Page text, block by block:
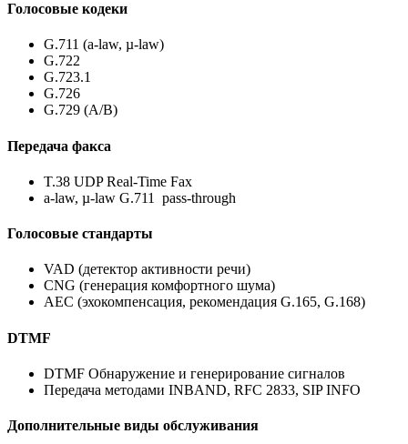
Голосовые кодеки
G.711 (a-law, µ-law)
G.722
G.723.1
G.726
G.729 (A/B)
Передача факса
T.38 UDP Real-Time Fax
a-law, µ-law G.711 pass-through
Голосовые стандарты
VAD (детектор активности речи)
CNG (генерация комфортного шума)
AEC (эхокомпенсация, рекомендация G.165, G.168)
DTMF
DTMF Обнаружение и генерирование сигналов
Передача методами INBAND, RFC 2833, SIP INFO
Дополнительные виды обслуживания